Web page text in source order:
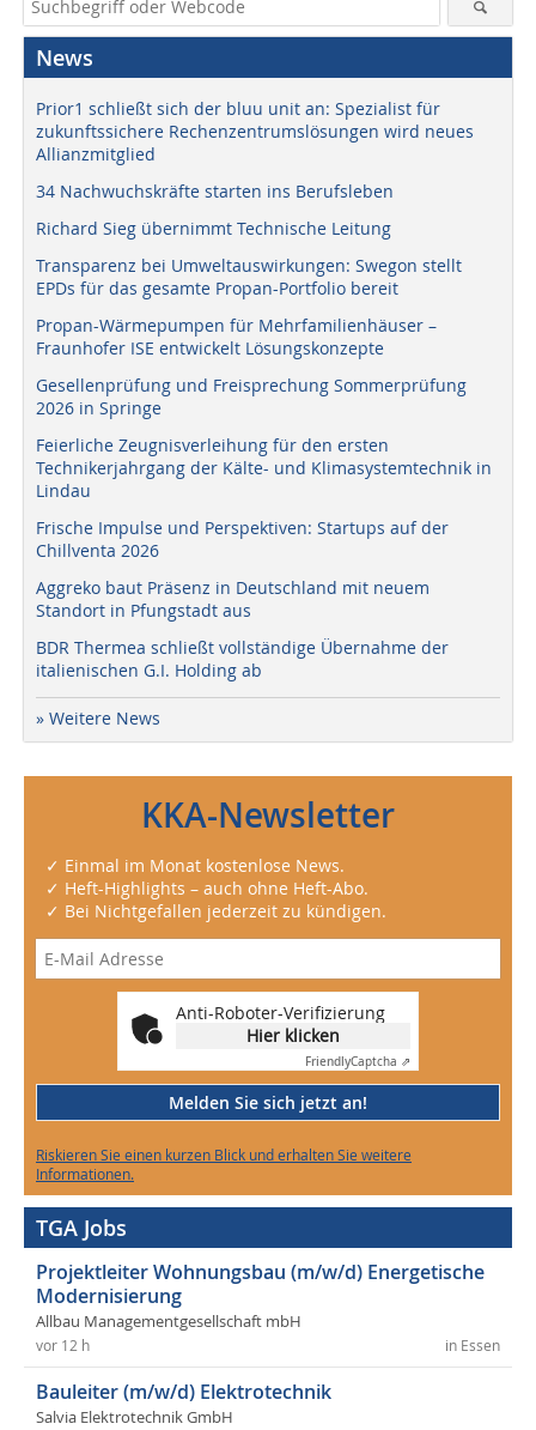
News
Prior1 schließt sich der bluu unit an: Spezialist für
zukunftssichere Rechenzentrumslösungen wird neues
Allianzmitglied
34 Nachwuchskräfte starten ins Berufsleben
Richard Sieg übernimmt Technische Leitung
Transparenz bei Umweltauswirkungen: Swegon stellt
EPDs für das gesamte Propan-Portfolio bereit
Propan-Wärmepumpen für Mehrfamilienhäuser –
Fraunhofer ISE entwickelt Lösungskonzepte
Gesellenprüfung und Freisprechung Sommerprüfung
2026 in Springe
Feierliche Zeugnisverleihung für den ersten
Technikerjahrgang der Kälte- und Klimasystemtechnik in
Lindau
Frische Impulse und Perspektiven: Startups auf der
Chillventa 2026
Aggreko baut Präsenz in Deutschland mit neuem
Standort in Pfungstadt aus
BDR Thermea schließt vollständige Übernahme der
italienischen G.I. Holding ab
» Weitere News
KKA-Newsletter
✓ Einmal im Monat kostenlose News.
✓ Heft-Highlights – auch ohne Heft-Abo.
✓ Bei Nichtgefallen jederzeit zu kündigen.
Anti-Roboter-Verifizierung
Hier klicken
FriendlyCaptcha ⇗
Melden Sie sich jetzt an!
Riskieren Sie einen kurzen Blick und erhalten Sie weitere
Informationen.
TGA Jobs
Projektleiter Wohnungsbau (m/w/d) Energetische
Modernisierung
Allbau Managementgesellschaft mbH
in Essen
vor 12 h
Bauleiter (m/w/d) Elektrotechnik
Salvia Elektrotechnik GmbH